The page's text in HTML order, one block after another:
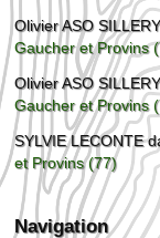
Olivier ASO
Gaucher et Provins
Olivier ASO
Gaucher et Provins
SYLVIE LECONTE
et Provins (77)
Navigation